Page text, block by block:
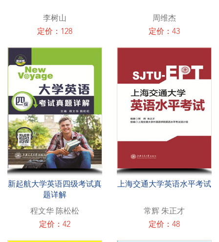
李树山
定价：128
周维杰
定价：43
新起航大学英语四级考试真
题详解
程文华 陈松松
定价：42
上海交通大学英语水平考试
常辉 朱正才
定价：48